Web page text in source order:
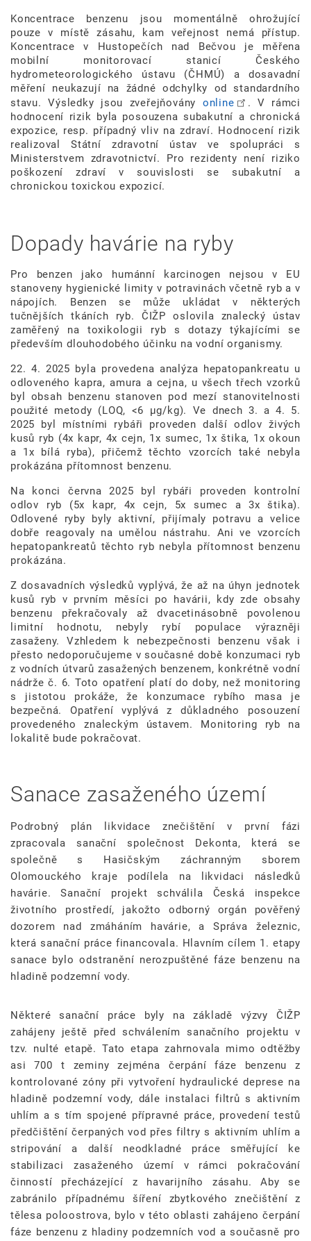
Koncentrace benzenu jsou momentálně ohrožující
pouze v místě zásahu, kam veřejnost nemá přístup.
Koncentrace v Hustopečích nad Bečvou je měřena
mobilní monitorovací stanicí Českého
hydrometeorologického ústavu (ČHMÚ) a dosavadní
měření neukazují na žádné odchylky od standardního
stavu. Výsledky jsou zveřejňovány online
. V rámci
hodnocení rizik byla posouzena subakutní a chronická
expozice, resp. případný vliv na zdraví. Hodnocení rizik
realizoval Státní zdravotní ústav ve spolupráci s
Ministerstvem zdravotnictví. Pro rezidenty není riziko
poškození zdraví v souvislosti se subakutní a
chronickou toxickou expozicí.
Dopady havárie na ryby
Pro benzen jako humánní karcinogen nejsou v EU
stanoveny hygienické limity v potravinách včetně ryb a v
nápojích. Benzen se může ukládat v některých
tučnějších tkáních ryb. ČIŽP oslovila znalecký ústav
zaměřený na toxikologii ryb s dotazy týkajícími se
především dlouhodobého účinku na vodní organismy.
22. 4. 2025 byla provedena analýza hepatopankreatu u
odloveného kapra, amura a cejna, u všech třech vzorků
byl obsah benzenu stanoven pod mezí stanovitelnosti
použité metody (LOQ, <6 μg/kg). Ve dnech 3. a 4. 5.
2025 byl místními rybáři proveden další odlov živých
kusů ryb (4x kapr, 4x cejn, 1x sumec, 1x štika, 1x okoun
a 1x bílá ryba), přičemž těchto vzorcích také nebyla
prokázána přítomnost benzenu.
Na konci června 2025 byl rybáři proveden kontrolní
odlov ryb (5x kapr, 4x cejn, 5x sumec a 3x štika).
Odlovené ryby byly aktivní, přijímaly potravu a velice
dobře reagovaly na umělou nástrahu. Ani ve vzorcích
hepatopankreatů těchto ryb nebyla přítomnost benzenu
prokázána.
Z dosavadních výsledků vyplývá, že až na úhyn jednotek
kusů ryb v prvním měsíci po havárii, kdy zde obsahy
benzenu překračovaly až dvacetinásobně povolenou
limitní hodnotu, nebyly rybí populace výrazněji
zasaženy. Vzhledem k nebezpečnosti benzenu však i
přesto nedoporučujeme v současné době konzumaci ryb
z vodních útvarů zasažených benzenem, konkrétně vodní
nádrže č. 6. Toto opatření platí do doby, než monitoring
s jistotou prokáže, že konzumace rybího masa je
bezpečná. Opatření vyplývá z důkladného posouzení
provedeného znaleckým ústavem. Monitoring ryb na
lokalitě bude pokračovat.
Sanace zasaženého území
Podrobný plán likvidace znečištění v první fázi
zpracovala sanační společnost Dekonta, která se
společně s Hasičským záchranným sborem
Olomouckého kraje podílela na likvidaci následků
havárie. Sanační projekt schválila Česká inspekce
životního prostředí, jakožto odborný orgán pověřený
dozorem nad zmáháním havárie, a Správa železnic,
která sanační práce financovala. Hlavním cílem 1. etapy
sanace bylo odstranění nerozpuštěné fáze benzenu na
hladině podzemní vody.
Některé sanační práce byly na základě výzvy ČIŽP
zahájeny ještě před schválením sanačního projektu v
tzv. nulté etapě. Tato etapa zahrnovala mimo odtěžby
asi 700 t zeminy zejména čerpání fáze benzenu z
kontrolované zóny při vytvoření hydraulické deprese na
hladině podzemní vody, dále instalaci filtrů s aktivním
uhlím a s tím spojené přípravné práce, provedení testů
předčištění čerpaných vod přes filtry s aktivním uhlím a
stripování a další neodkladné práce směřující ke
stabilizaci zasaženého území v rámci pokračování
činností přecházející z havarijního zásahu. Aby se
zabránilo případnému šíření zbytkového znečištění z
tělesa poloostrova, bylo v této oblasti zahájeno čerpání
fáze benzenu z hladiny podzemních vod a současně pro